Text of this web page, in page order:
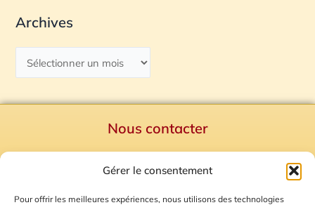
Gérer le consentement
Pour offrir les meilleures expériences, nous utilisons des technologies
Archives
Nous contacter
Mentions Légales
Plan du site